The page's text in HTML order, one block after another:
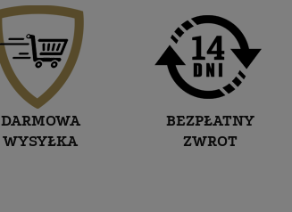
DARMOWA
WYSYŁKA
BEZPŁATNY
ZWROT